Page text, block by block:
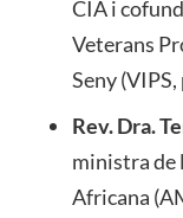
CIA i
Veterans
Seny
Rev. Dra.
ministra de
Africana